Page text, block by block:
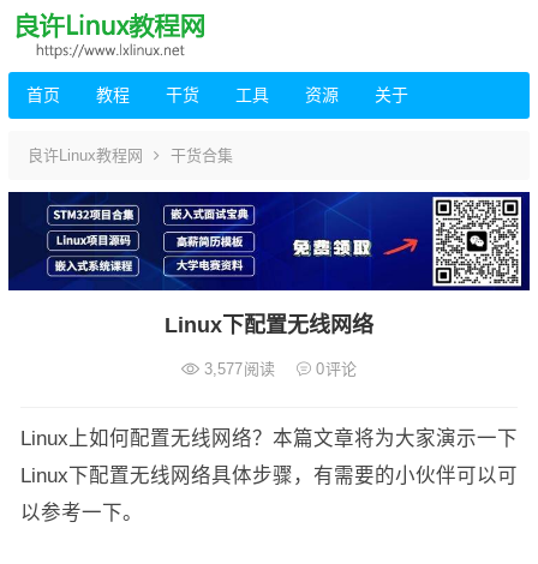
首页 教程 干货 工具 资源 关于
良许Linux教程网 干货合集
Linux下配置无线网络
3,577阅读 0评论
Linux上如何配置无线网络？本篇文章将为大家演示一下
Linux下配置无线网络具体步骤，有需要的小伙伴可以可
以参考一下。